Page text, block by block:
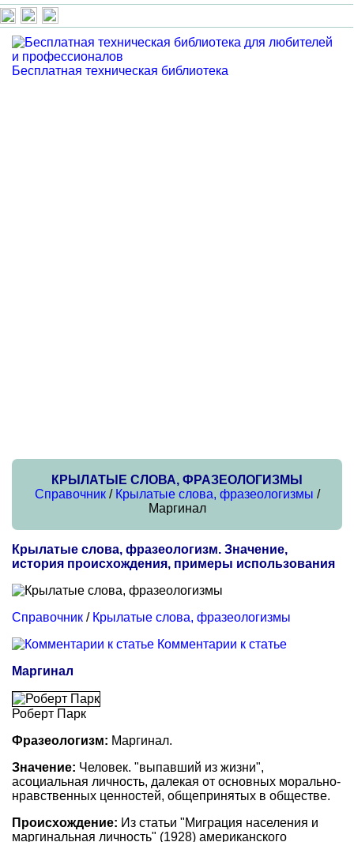
Бесплатная техническая библиотека
КРЫЛАТЫЕ СЛОВА, ФРАЗЕОЛОГИЗМЫ
Справочник/ Крылатые слова, фразеологизмы /
Маргинал
Крылатые слова, фразеологизм. Значение,
история происхождения, примеры использования
Справочник / Крылатые слова, фразеологизмы
Комментарии к статье
Маргинал
Роберт Парк
Фразеологизм: Маргинал.
Значение: Человек. "выпавший из жизни",
асоциальная личность, далекая от основных морально-
нравственных ценностей, общепринятых в обществе.
Происхождение: Из статьи "Миграция населения и
маргинальная личность" (1928) американского